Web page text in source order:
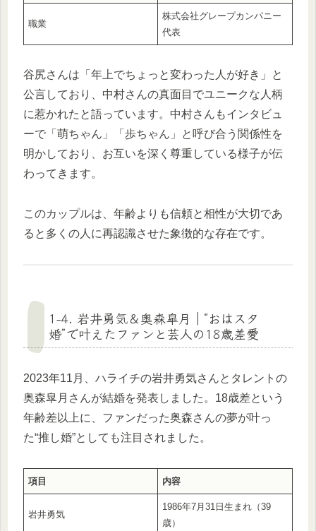
職業
株式会社グレープカンパニー
代表
谷尻さんは「年上でちょっと変わった人が好き」と
公言しており、中村さんの真面目でユニークな人柄
に惹かれたと語っています。中村さんもインタビュ
ーで「萌ちゃん」「歩ちゃん」と呼び合う関係性を
明かしており、お互いを深く尊重している様子が伝
わってきます。
このカップルは、年齢よりも信頼と相性が大切であ
ると多くの人に再認識させた象徴的な存在です。
1-4. 岩井勇気＆奥森皐月｜“おはスタ
婚”で叶えたファンと芸人の18歳差愛
2023年11月、ハライチの岩井勇気さんとタレントの
奥森皐月さんが結婚を発表しました。18歳差という
年齢差以上に、ファンだった奥森さんの夢が叶っ
た“推し婚”としても注目されました。
項目 内容
岩井勇気
1986年7月31日生まれ（39
歳）